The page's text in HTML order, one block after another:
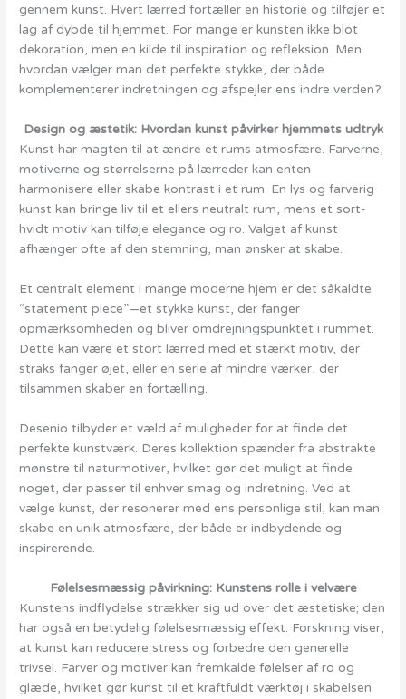
gennem kunst. Hvert lærred fortæller en historie og tilføjer et
lag af dybde til hjemmet. For mange er kunsten ikke blot
dekoration, men en kilde til inspiration og refleksion. Men
hvordan vælger man det perfekte stykke, der både
komplementerer indretningen og afspejler ens indre verden?
Design og æstetik: Hvordan kunst påvirker hjemmets udtryk
Kunst har magten til at ændre et rums atmosfære. Farverne,
motiverne og størrelserne på lærreder kan enten
harmonisere eller skabe kontrast i et rum. En lys og farverig
kunst kan bringe liv til et ellers neutralt rum, mens et sort-
hvidt motiv kan tilføje elegance og ro. Valget af kunst
afhænger ofte af den stemning, man ønsker at skabe.
Et centralt element i mange moderne hjem er det såkaldte
“statement piece”—et stykke kunst, der fanger
opmærksomheden og bliver omdrejningspunktet i rummet.
Dette kan være et stort lærred med et stærkt motiv, der
straks fanger øjet, eller en serie af mindre værker, der
tilsammen skaber en fortælling.
Desenio tilbyder et væld af muligheder for at finde det
perfekte kunstværk. Deres kollektion spænder fra abstrakte
mønstre til naturmotiver, hvilket gør det muligt at finde
noget, der passer til enhver smag og indretning. Ved at
vælge kunst, der resonerer med ens personlige stil, kan man
skabe en unik atmosfære, der både er indbydende og
inspirerende.
Følelsesmæssig påvirkning: Kunstens rolle i velvære
Kunstens indflydelse strækker sig ud over det æstetiske; den
har også en betydelig følelsesmæssig effekt. Forskning viser,
at kunst kan reducere stress og forbedre den generelle
trivsel. Farver og motiver kan fremkalde følelser af ro og
glæde, hvilket gør kunst til et kraftfuldt værktøj i skabelsen